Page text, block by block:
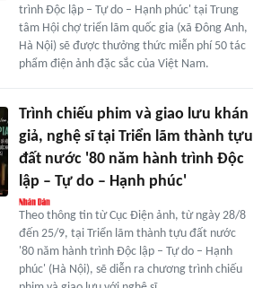
trình Độc lập – Tự do – Hạnh phúc' tại Trung
tâm Hội chợ triển lãm quốc gia (xã Đông Anh,
Hà Nội) sẽ được thưởng thức miễn phí 50 tác
phẩm điện ảnh đặc sắc của Việt Nam.
Trình chiếu phim và giao lưu khán
giả, nghệ sĩ tại Triển lãm thành tựu
đất nước '80 năm hành trình Độc
lập – Tự do – Hạnh phúc'
Theo thông tin từ Cục Điện ảnh, từ ngày 28/8
đến 25/9, tại Triển lãm thành tựu đất nước
'80 năm hành trình Độc lập – Tự do – Hạnh
phúc' (Hà Nội), sẽ diễn ra chương trình chiếu